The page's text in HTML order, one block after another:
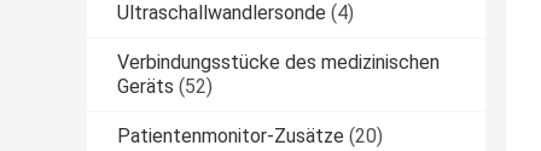
Ultraschallwandlersonde (4)
Verbindungsstücke des medizinischen
Geräts (52)
Patientenmonitor-Zusätze (20)